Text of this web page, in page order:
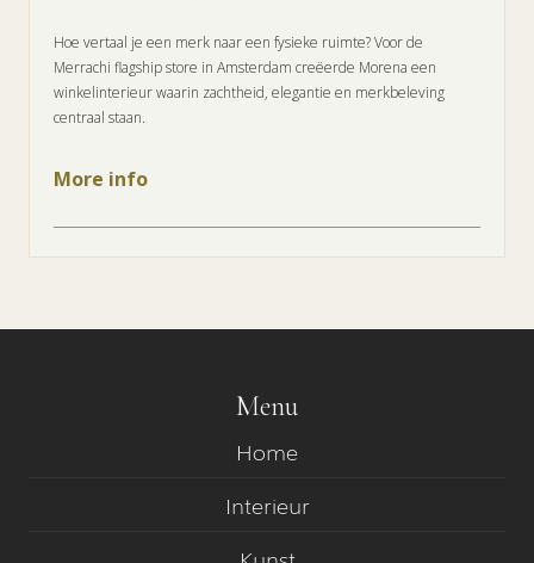
Hoe vertaal je een merk naar een fysieke ruimte? Voor de
Merrachi flagship store in Amsterdam creëerde Morena een
winkelinterieur waarin zachtheid, elegantie en merkbeleving
centraal staan.
More info
Menu
Home
Interieur